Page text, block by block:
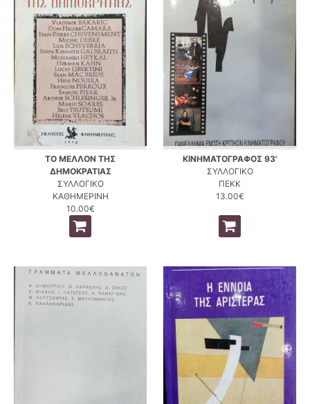
ΤΟ ΜΕΛΛΟΝ ΤΗΣ
ΔΗΜΟΚΡΑΤΙΑΣ
ΣΥΛΛΟΓΙΚΟ
ΚΑΘΗΜΕΡΙΝΗ
10.00€
ΚΙΝΗΜΑΤΟΓΡΑΦΟΣ 93'
ΣΥΛΛΟΓΙΚΟ
ΠΕΚΚ
13.00€